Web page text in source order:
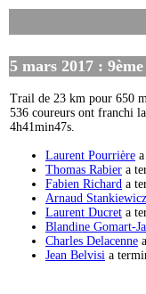
5 mars 2017 :
Trail de 23 km pour 650
536 coureurs ont franchi
4h41min47s.
Laurent Pourrière
Thomas Rabier a
Fabien Richard a
Arnaud Stankiewicz
Laurent Ducret a
Blandine Gomart-
Charles Delacenne
Jean Belvisi a